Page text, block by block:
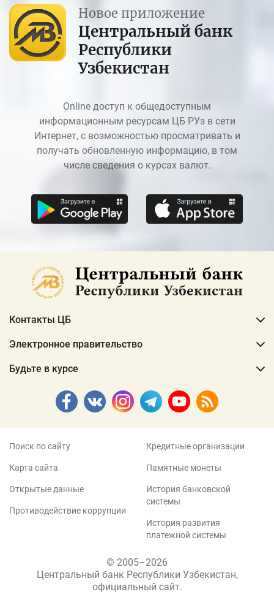
Новое приложение
Центральный банк
Республики
Узбекистан
Online доступ к общедоступным
информационным ресурсам ЦБ РУз в сети
Интернет, с возможностью просматривать и
получать обновленную информацию, в том
числе сведения о курсах валют.
Контакты ЦБ
Электронное правительство
Будьте в курсе
Поиск по сайту
Карта сайта
Открытые данные
Противодействие коррупции
Кредитные организации
Памятные монеты
История банковской
системы
История развития
платежной системы
© 2005–2026
Центральный банк Республики Узбекистан,
официальный сайт.